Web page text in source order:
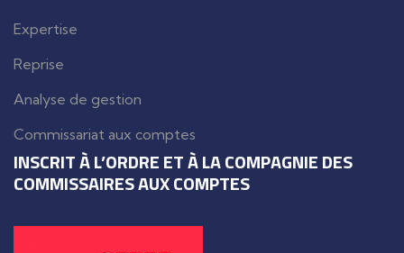
Expertise
Reprise
Analyse de gestion
Commissariat aux comptes
INSCRIT À L’ORDRE ET À LA COMPAGNIE DES
COMMISSAIRES AUX COMPTES